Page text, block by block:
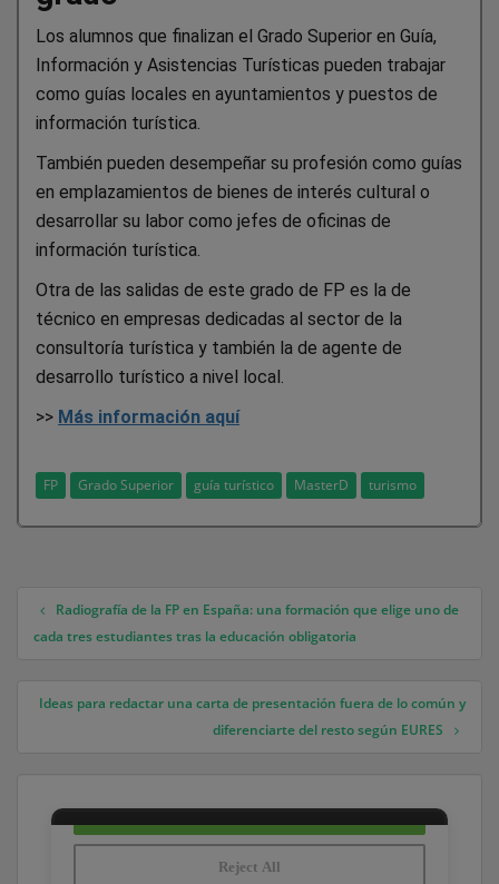
Los alumnos que finalizan el Grado Superior en Guía,
Información y Asistencias Turísticas pueden trabajar
como guías locales en ayuntamientos y puestos de
información turística.
También pueden desempeñar su profesión como guías
en emplazamientos de bienes de interés cultural o
desarrollar su labor como jefes de oficinas de
información turística.
Otra de las salidas de este grado de FP es la de
técnico en empresas dedicadas al sector de la
consultoría turística y también la de agente de
desarrollo turístico a nivel local.
>> Más información aquí
FP Grado Superior guía turístico MasterD turismo
Navegación de entradas
Radiografía de la FP en España: una formación que elige uno de
cada tres estudiantes tras la educación obligatoria
Ideas para redactar una carta de presentación fuera de lo común y
diferenciarte del resto según EURES